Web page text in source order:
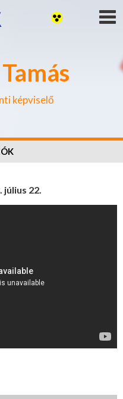
képviselő
július 22.